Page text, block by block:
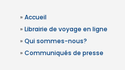
» Accueil
» Librairie de voyage en ligne
» Qui sommes-nous?
» Communiqués de presse